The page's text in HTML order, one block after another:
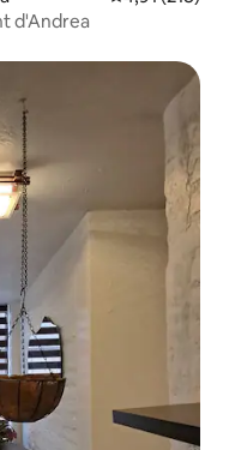
d'Andrea